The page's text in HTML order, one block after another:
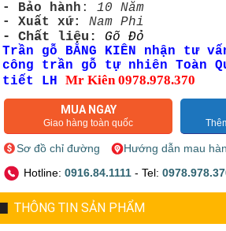
- Bảo hành :
10 Năm
- Xuất xứ:
Nam Phi
- Chất liệu: Gõ Đỏ
Trần gỗ BẰNG KIÊN nhận tư
công trần gỗ tự nhiên Toàn
tiết LH Mr Kiên 0978.978.370
MUA NGAY
Giao hàng toàn quốc
Sơ đồ chỉ đường
Hướng dẫn mau
Hotline: 0916.84.1111 - Tel:
THÔNG TIN SẢN PHẨM